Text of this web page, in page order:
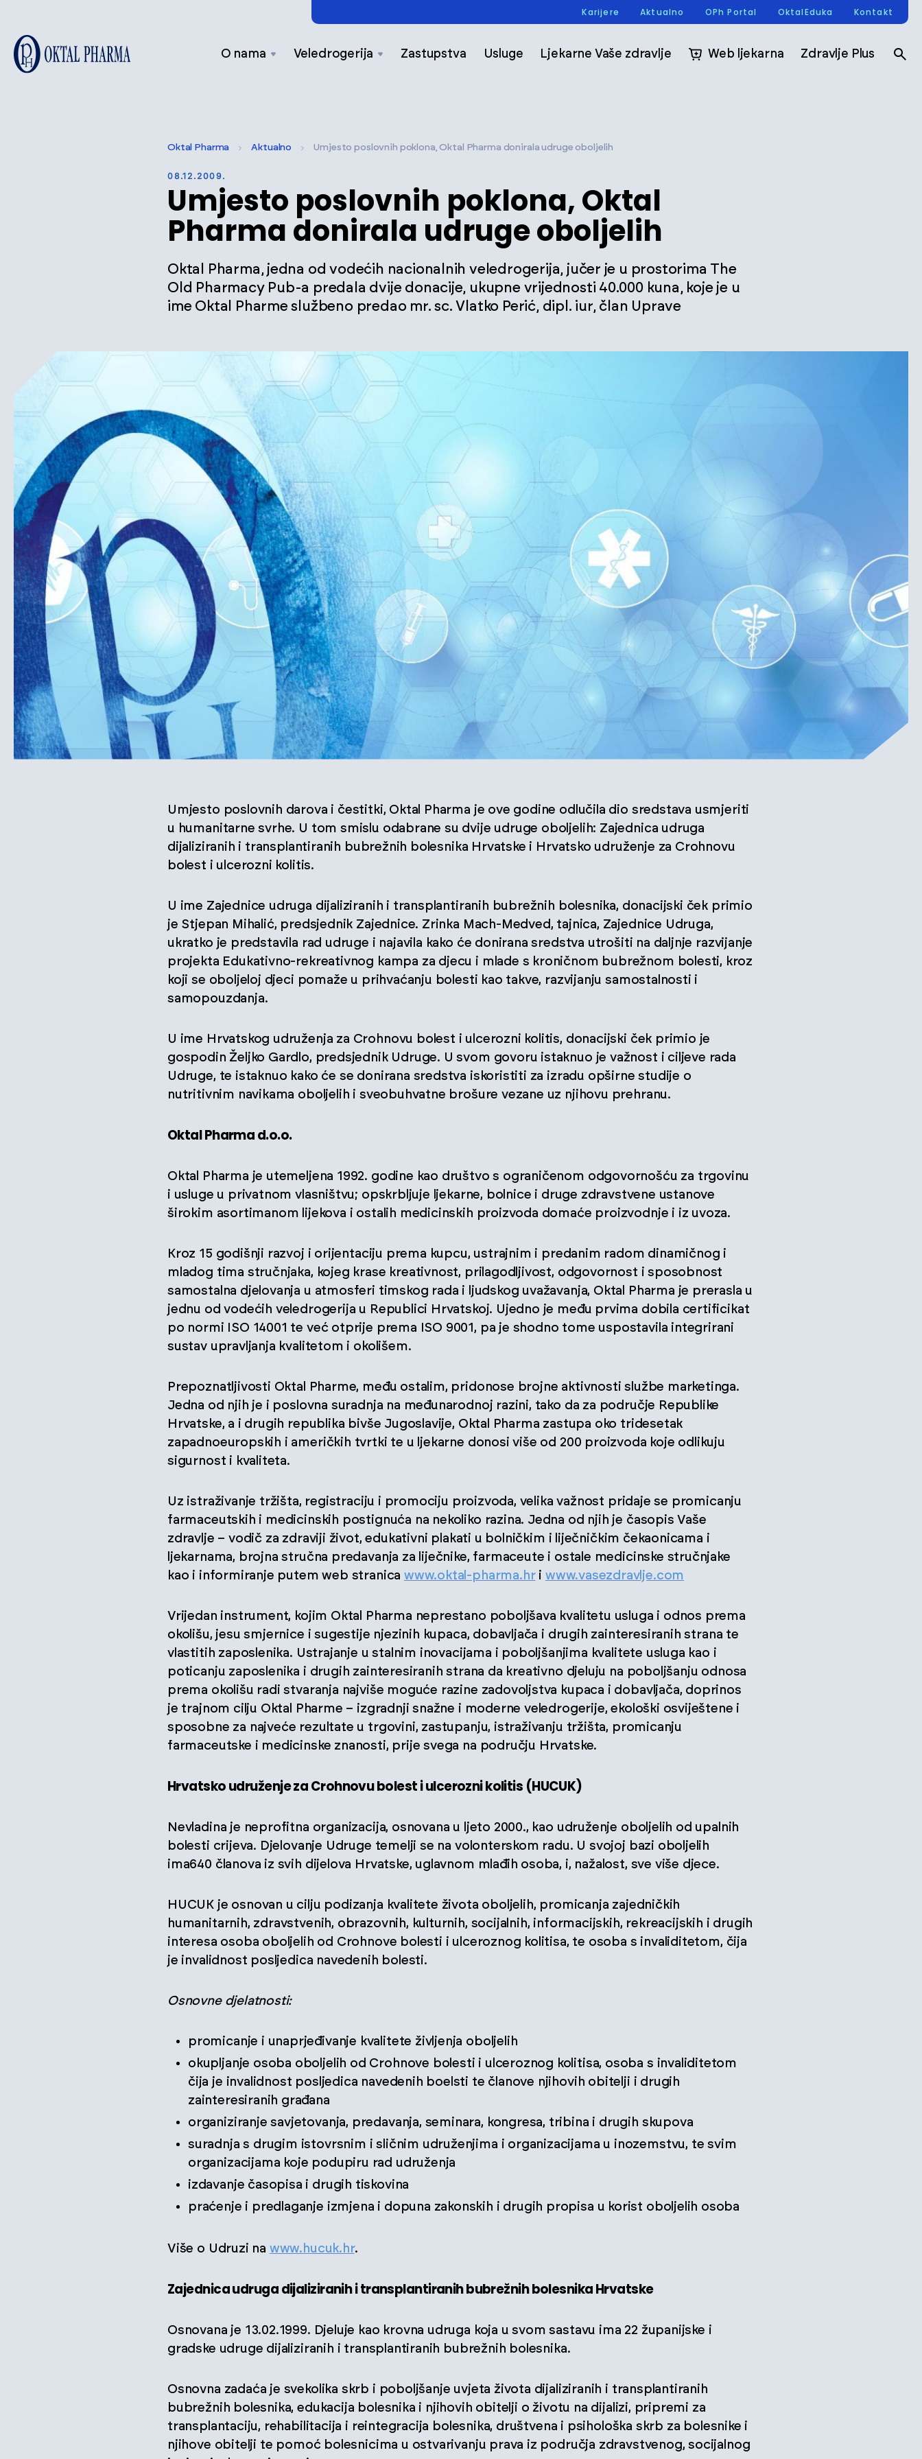
Karijere Aktualno OPh Portal OktalEduka Kontakt
O nama Veledrogerija Zastupstva Usluge Ljekarne Vaše zdravlje Web ljekarna Zdravlje Plus
Oktal Pharma Aktualno Umjesto poslovnih poklona, Oktal Pharma donirala udruge oboljelih
08.12.2009.
Umjesto poslovnih poklona, Oktal
Pharma donirala udruge oboljelih
Oktal Pharma, jedna od vodećih nacionalnih veledrogerija, jučer je u prostorima The
Old Pharmacy Pub-a predala dvije donacije, ukupne vrijednosti 40.000 kuna, koje je u
ime Oktal Pharme službeno predao mr. sc. Vlatko Perić, dipl. iur, član Uprave
Umjesto poslovnih darova i čestitki, Oktal Pharma je ove godine odlučila dio sredstava usmjeriti
u humanitarne svrhe. U tom smislu odabrane su dvije udruge oboljelih: Zajednica udruga
dijaliziranih i transplantiranih bubrežnih bolesnika Hrvatske i Hrvatsko udruženje za Crohnovu
bolest i ulcerozni kolitis.
U ime Zajednice udruga dijaliziranih i transplantiranih bubrežnih bolesnika, donacijski ček primio
je Stjepan Mihalić, predsjednik Zajednice. Zrinka Mach-Medved, tajnica, Zajednice Udruga,
ukratko je predstavila rad udruge i najavila kako će donirana sredstva utrošiti na daljnje razvijanje
projekta Edukativno-rekreativnog kampa za djecu i mlade s kroničnom bubrežnom bolesti, kroz
koji se oboljeloj djeci pomaže u prihvaćanju bolesti kao takve, razvijanju samostalnosti i
samopouzdanja.
U ime Hrvatskog udruženja za Crohnovu bolest i ulcerozni kolitis, donacijski ček primio je
gospodin Željko Gardlo, predsjednik Udruge. U svom govoru istaknuo je važnost i ciljeve rada
Udruge, te istaknuo kako će se donirana sredstva iskoristiti za izradu opširne studije o
nutritivnim navikama oboljelih i sveobuhvatne brošure vezane uz njihovu prehranu.
Oktal Pharma d.o.o.
Oktal Pharma je utemeljena 1992. godine kao društvo s ograničenom odgovornošću za trgovinu
i usluge u privatnom vlasništvu; opskrbljuje ljekarne, bolnice i druge zdravstvene ustanove
širokim asortimanom lijekova i ostalih medicinskih proizvoda domaće proizvodnje i iz uvoza.
Kroz 15 godišnji razvoj i orijentaciju prema kupcu, ustrajnim i predanim radom dinamičnog i
mladog tima stručnjaka, kojeg krase kreativnost, prilagodljivost, odgovornost i sposobnost
samostalna djelovanja u atmosferi timskog rada i ljudskog uvažavanja, Oktal Pharma je prerasla u
jednu od vodećih veledrogerija u Republici Hrvatskoj. Ujedno je među prvima dobila certificikat
po normi ISO 14001 te već otprije prema ISO 9001, pa je shodno tome uspostavila integrirani
sustav upravljanja kvalitetom i okolišem.
Prepoznatljivosti Oktal Pharme, među ostalim, pridonose brojne aktivnosti službe marketinga.
Jedna od njih je i poslovna suradnja na međunarodnoj razini, tako da za područje Republike
Hrvatske, a i drugih republika bivše Jugoslavije, Oktal Pharma zastupa oko tridesetak
zapadnoeuropskih i američkih tvrtki te u ljekarne donosi više od 200 proizvoda koje odlikuju
sigurnost i kvaliteta.
Uz istraživanje tržišta, registraciju i promociju proizvoda, velika važnost pridaje se promicanju
farmaceutskih i medicinskih postignuća na nekoliko razina. Jedna od njih je časopis Vaše
zdravlje – vodič za zdraviji život, edukativni plakati u bolničkim i liječničkim čekaonicama i
ljekarnama, brojna stručna predavanja za liječnike, farmaceute i ostale medicinske stručnjake
kao i informiranje putem web stranica www.oktal-pharma.hri www.vasezdravlje.com
Vrijedan instrument, kojim Oktal Pharma neprestano poboljšava kvalitetu usluga i odnos prema
okolišu, jesu smjernice i sugestije njezinih kupaca, dobavljača i drugih zainteresiranih strana te
vlastitih zaposlenika. Ustrajanje u stalnim inovacijama i poboljšanjima kvalitete usluga kao i
poticanju zaposlenika i drugih zainteresiranih strana da kreativno djeluju na poboljšanju odnosa
prema okolišu radi stvaranja najviše moguće razine zadovoljstva kupaca i dobavljača, doprinos
je trajnom cilju Oktal Pharme – izgradnji snažne i moderne veledrogerije, ekološki osviještene i
sposobne za najveće rezultate u trgovini, zastupanju, istraživanju tržišta, promicanju
farmaceutske i medicinske znanosti, prije svega na području Hrvatske.
Hrvatsko udruženje za Crohnovu bolest i ulcerozni kolitis (HUCUK)
Nevladina je neprofitna organizacija, osnovana u ljeto 2000., kao udruženje oboljelih od upalnih
bolesti crijeva. Djelovanje Udruge temelji se na volonterskom radu. U svojoj bazi oboljelih
ima640 članova iz svih dijelova Hrvatske, uglavnom mlađih osoba, i, nažalost, sve više djece.
HUCUK je osnovan u cilju podizanja kvalitete života oboljelih, promicanja zajedničkih
humanitarnih, zdravstvenih, obrazovnih, kulturnih, socijalnih, informacijskih, rekreacijskih i drugih
interesa osoba oboljelih od Crohnove bolesti i ulceroznog kolitisa, te osoba s invaliditetom, čija
je invalidnost posljedica navedenih bolesti.
Osnovne djelatnosti:
promicanje i unaprjeđivanje kvalitete življenja oboljelih
okupljanje osoba oboljelih od Crohnove bolesti i ulceroznog kolitisa, osoba s invaliditetom
čija je invalidnost posljedica navedenih boelsti te članove njihovih obitelji i drugih
zainteresiranih građana
organiziranje savjetovanja, predavanja, seminara, kongresa, tribina i drugih skupova
suradnja s drugim istovrsnim i sličnim udruženjima i organizacijama u inozemstvu, te svim
organizacijama koje podupiru rad udruženja
izdavanje časopisa i drugih tiskovina
praćenje i predlaganje izmjena i dopuna zakonskih i drugih propisa u korist oboljelih osoba
Više o Udruzi na www.hucuk.hr.
Zajednica udruga dijaliziranih i transplantiranih bubrežnih bolesnika Hrvatske
Osnovana je 13.02.1999. Djeluje kao krovna udruga koja u svom sastavu ima 22 županijske i
gradske udruge dijaliziranih i transplantiranih bubrežnih bolesnika.
Osnovna zadaća je svekolika skrb i poboljšanje uvjeta života dijaliziranih i transplantiranih
bubrežnih bolesnika, edukacija bolesnika i njihovih obitelji o životu na dijalizi, pripremi za
transplantaciju, rehabilitacija i reintegracija bolesnika, društvena i psihološka skrb za bolesnike i
njihove obitelji te pomoć bolesnicima u ostvarivanju prava iz područja zdravstvenog, socijalnog